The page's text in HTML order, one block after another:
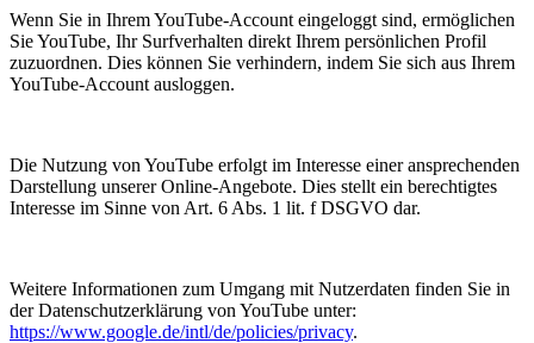
Wenn Sie in Ihrem YouTube-Account eingeloggt sind, ermöglichen
Sie YouTube, Ihr Surfverhalten direkt Ihrem persönlichen Profil
zuzuordnen. Dies können Sie verhindern, indem Sie sich aus Ihrem
YouTube-Account ausloggen.
Die Nutzung von YouTube erfolgt im Interesse einer ansprechenden
Darstellung unserer Online-Angebote. Dies stellt ein berechtigtes
Interesse im Sinne von Art. 6 Abs. 1 lit. f DSGVO dar.
Weitere Informationen zum Umgang mit Nutzerdaten finden Sie in
der Datenschutzerklärung von YouTube unter:
https://www.google.de/intl/de/policies/privacy.